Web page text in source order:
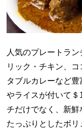
人気のプレートラ
リック・チキン、
タブルカレーなど
やライスが付いて
チだけでなく、新
たっぷりとしたボ